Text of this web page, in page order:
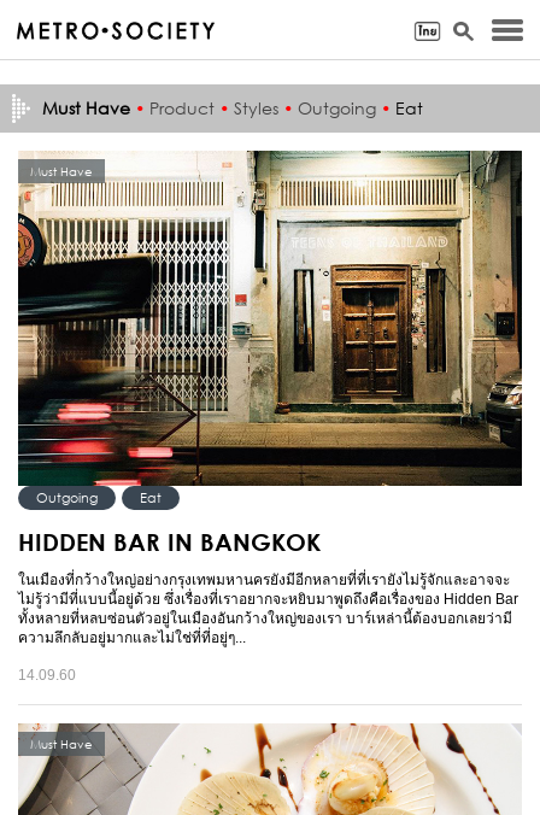
Must Have • Product • Styles • Outgoing • Eat
Must Have
Outgoing Eat
HIDDEN BAR IN BANGKOK
ในเมืองที่กว้างใหญ่อย่างกรุงเทพมหานครยังมีอีกหลายที่ที่เรายังไม่รู้จักและอาจจะ
ไม่รู้ว่ามีที่แบบนี้อยู่ด้วย ซึ่งเรื่องที่เราอยากจะหยิบมาพูดถึงคือเรื่องของ Hidden Bar
ทั้งหลายที่หลบซ่อนตัวอยู่ในเมืองอันกว้างใหญ่ของเรา บาร์เหล่านี้ต้องบอกเลยว่ามี
ความลึกลับอยู่มากและไม่ใช่ที่ที่อยู่ๆ...
14.09.60
Must Have